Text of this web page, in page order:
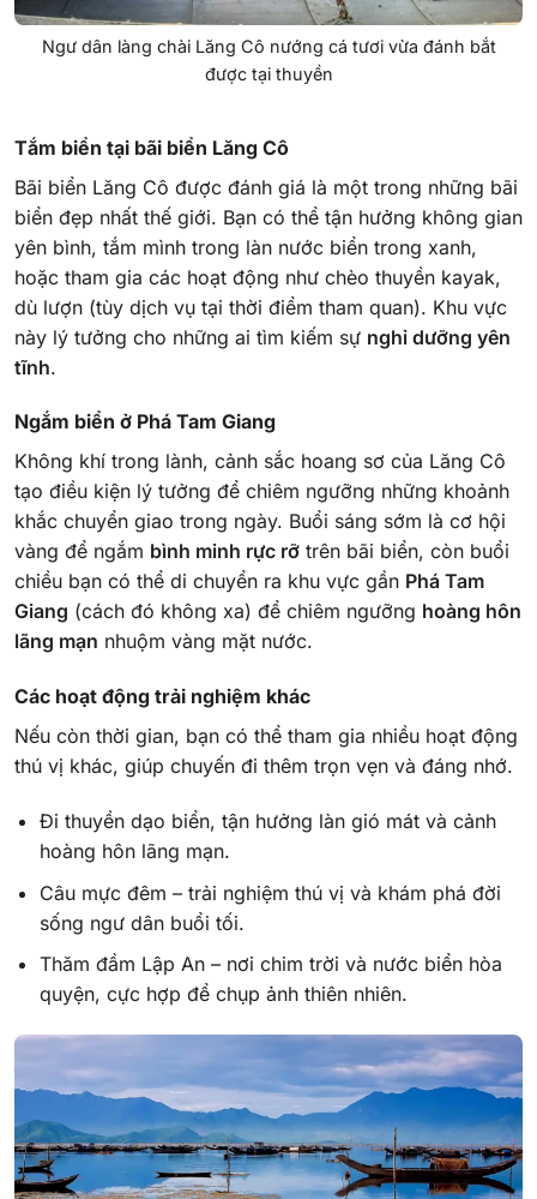
Ngư dân làng chài Lăng Cô nướng cá tươi vừa đánh bắt
được tại thuyền
Tắm biển tại bãi biển Lăng Cô
Bãi biển Lăng Cô được đánh giá là một trong những bãi
biển đẹp nhất thế giới. Bạn có thể tận hưởng không gian
yên bình, tắm mình trong làn nước biển trong xanh,
hoặc tham gia các hoạt động như chèo thuyền kayak,
dù lượn (tùy dịch vụ tại thời điểm tham quan). Khu vực
này lý tưởng cho những ai tìm kiếm sự nghỉ dưỡng yên
tĩnh.
Ngắm biển ở Phá Tam Giang
Không khí trong lành, cảnh sắc hoang sơ của Lăng Cô
tạo điều kiện lý tưởng để chiêm ngưỡng những khoảnh
khắc chuyển giao trong ngày. Buổi sáng sớm là cơ hội
vàng để ngắm bình minh rực rỡ trên bãi biển, còn buổi
chiều bạn có thể di chuyển ra khu vực gần Phá Tam
Giang (cách đó không xa) để chiêm ngưỡng hoàng hôn
lãng mạn nhuộm vàng mặt nước.
Các hoạt động trải nghiệm khác
Nếu còn thời gian, bạn có thể tham gia nhiều hoạt động
thú vị khác, giúp chuyến đi thêm trọn vẹn và đáng nhớ.
Đi thuyền dạo biển, tận hưởng làn gió mát và cảnh
hoàng hôn lãng mạn.
Câu mực đêm – trải nghiệm thú vị và khám phá đời
sống ngư dân buổi tối.
Thăm đầm Lập An – nơi chim trời và nước biển hòa
quyện, cực hợp để chụp ảnh thiên nhiên.